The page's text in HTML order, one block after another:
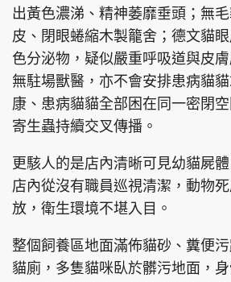
頭條搵工 EDUPLUS
關於我們
隱私政策聲明
Copyright © 東周網 版權所有 . 不得轉
©Eastweek.com.hk. All rights
出黃色濃涕、精神萎靡垂頭；無
皮、閉眼蜷縮木製籠舍；德文貓
色分泌物，疑似嚴重呼吸道與皮
無駐場獸醫，亦不會安排患病貓
康、患病貓貓全部困在同一密閉
寄生蟲持續交叉傳播。
更駭人的是店內清晰可見幼貓屍
店內從沒有職員巡視清潔，動物
放，衛生環境不堪入目。
整個飼養區地面滿佈貓砂、糞便
貓廁，多隻貓咪臥於髒污地面，